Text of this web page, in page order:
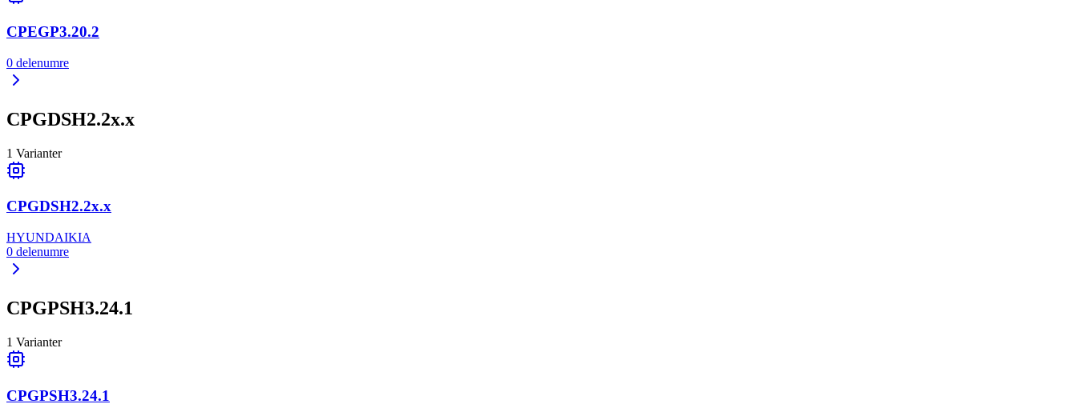
CPEGP3.20.2
0 delenumre
CPGDSH2.2x.x
1 Varianter
CPGDSH2.2x.x
HYUNDAIKIA
0 delenumre
CPGPSH3.24.1
1 Varianter
CPGPSH3.24.1